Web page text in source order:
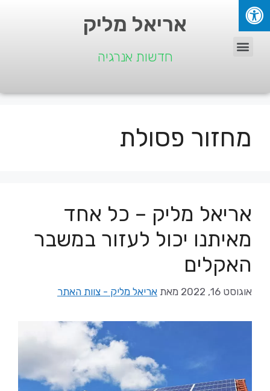
אריאל מליק
חדשות אנרגיה
מחזור פסולת
אריאל מליק – כל אחד
מאיתנו יכול לעזור במשבר
האקלים
אוגוסט 16, 2022 מאת אריאל מליק - צוות האתר